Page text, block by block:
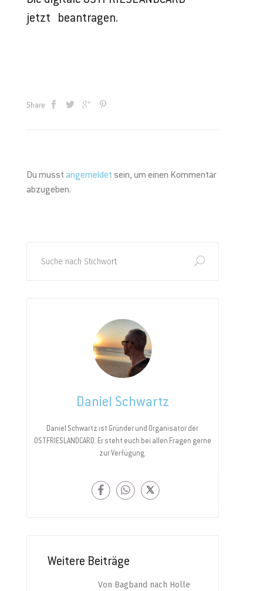
jetzt
beantragen.
Share
Du musst angemeldet sein, um einen Kommentar
abzugeben.
Daniel Schwartz
Daniel Schwartz ist Gründer und Organisator der
OSTFRIESLANDCARD. Er steht euch bei allen Fragen gerne
zur Verfügung.
Weitere Beiträge
Von Bagband nach Holle